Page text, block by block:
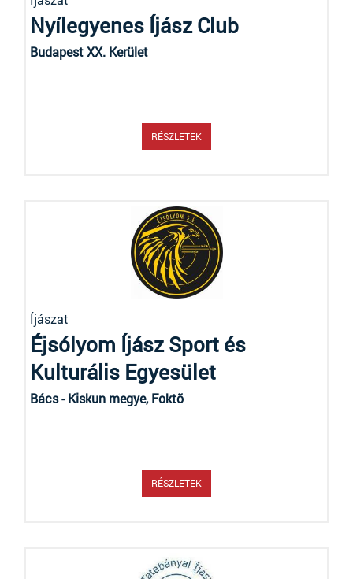
Nyílegyenes Íjász Club
Budapest XX. Kerület
RÉSZLETEK
Íjászat
Éjsólyom Íjász Sport és
Kulturális Egyesület
Bács - Kiskun megye, Foktõ
RÉSZLETEK